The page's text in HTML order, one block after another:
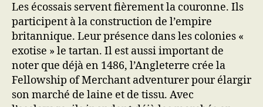
Les écossais servent fièrement la couronne. Ils
participent à la construction de l’empire
britannique. Leur présence dans les colonies «
exotise » le tartan. Il est aussi important de
noter que déjà en 1486, l’Angleterre crée la
Fellowship of Merchant adventurer pour élargir
son marché de laine et de tissu. Avec